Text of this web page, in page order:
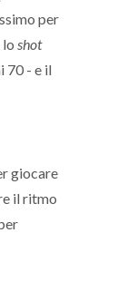
per
lo shot
70 - e il
giocare
il ritmo